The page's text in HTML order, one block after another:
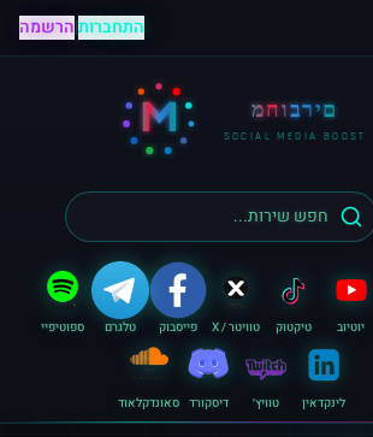
התחברות|הרשמה
M מחוברים
SOCIAL MEDIA BOOST
יוטיוב טיקטוק טוויטר / X פייסבוק טלגרם ספוטיפיי
לינקדאין טוויץ׳ דיסקורד סאונדקלאוד